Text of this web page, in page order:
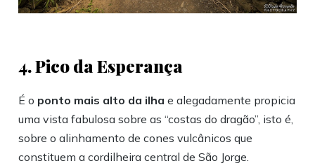
4. Pico da Esperança
É o ponto mais alto da ilha e alegadamente propicia
uma vista fabulosa sobre as “costas do dragão”, isto é,
sobre o alinhamento de cones vulcânicos que
constituem a cordilheira central de São Jorge.